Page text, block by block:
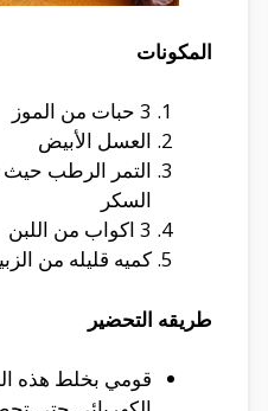
المكونات
3 حبات من الموز
العسل الأبيض
التمر الرطب
السكر
3 اكواب من اللبن
كميه قليله من
طريقه التحضير
قومي بخلط هذه